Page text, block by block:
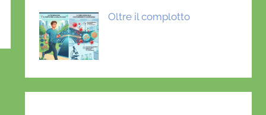
Oltre il complotto